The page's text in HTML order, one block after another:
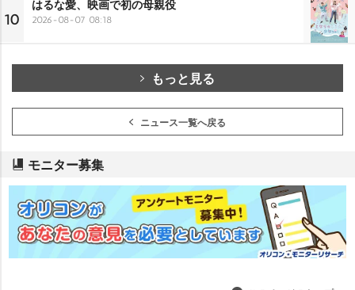
10
はるな愛、映画で初の母親役
2026-08-07 08:18
もっと見る
ニュース一覧へ戻る
モニター募集